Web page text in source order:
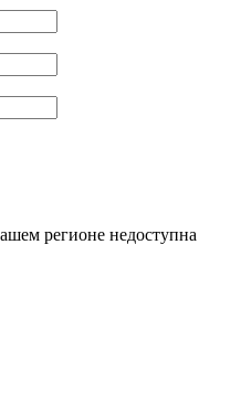
регионе недоступна